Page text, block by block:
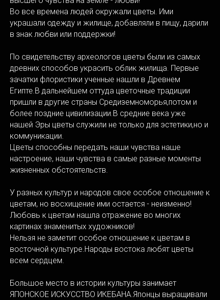
Во все времена людей окружали цветы. Ими
украшали одежду и жилище, добавляли в пищу, дарили
в знак любви или поддержки!
По свидетельству археологов цветы были из самых
древних способов украсить облик жилища. Первые
зачатки флористики ученные нашли в Древнем
Египте.В дальнейшем оттуда цветочные традиции
пришли в другие страны Средиземноморья,потом и
более поздние цивилизации.В средние века уже
нашей Эры цветы служили не только для эстетики,но и
коммуникации.
Цветы способны передать наши чувства наше
настроение, наши чувства в самые разные моменты
жизненных обстоятельств.
У разных культур и народов свое особое отношение к
цветам, но восхищение ими остается - неизменно!
Любовь к цветам нашла отражение во многих
картинах знаменитых художников!
Нельзя не заметит особое отношение к цветам в
восточной культуре.Народы востока любят цветы
всем сердцем.
Большое место в истории культуры занимает
ЯПОНСКОЕ ИСКУССТВО ИКЕБАНА.Японцы выращивали